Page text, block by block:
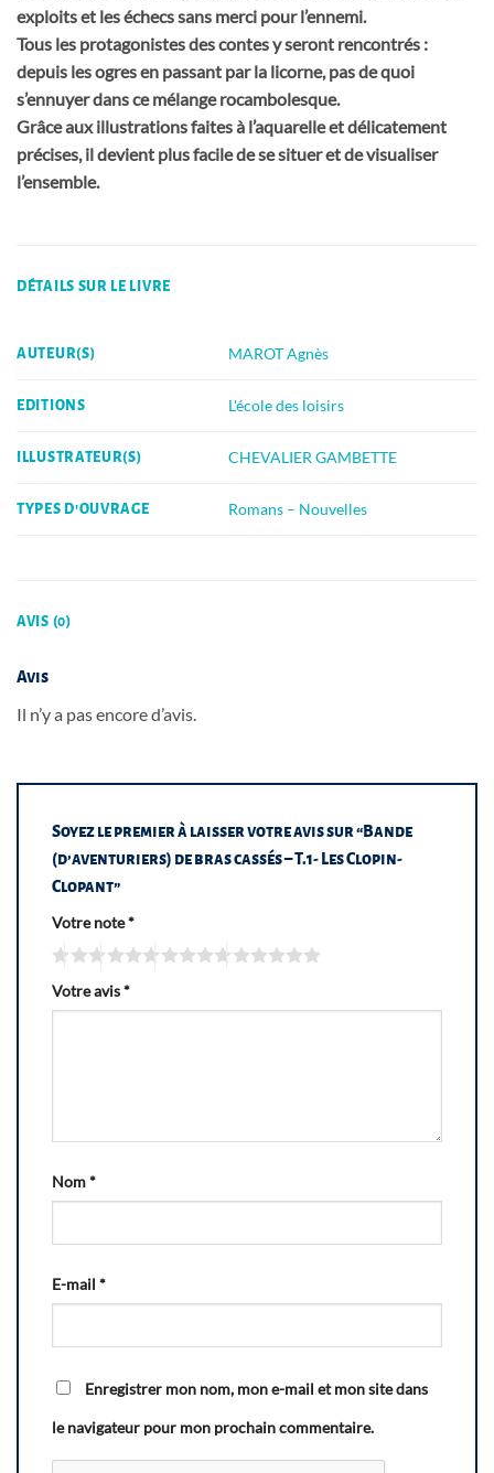
exploits et les échecs sans merci pour l’ennemi.
Tous les protagonistes des contes y seront rencontrés :
depuis les ogres en passant par la licorne, pas de quoi
s’ennuyer dans ce mélange rocambolesque.
Grâce aux illustrations faites à l’aquarelle et délicatement
précises, il devient plus facile de se situer et de visualiser
l’ensemble.
DÉTAILS SUR LE LIVRE
AUTEUR(S) MAROT Agnès
EDITIONS L'école des loisirs
ILLUSTRATEUR(S) CHEVALIER GAMBETTE
TYPES D'OUVRAGE Romans – Nouvelles
AVIS (0)
Avis
Il n’y a pas encore d’avis.
Soyez le premier à laisser votre avis sur “Bande
(d’aventuriers) de bras cassés – T.1- Les Clopin-
Clopant”
Votre note*
Votre avis*
Nom*
E-mail *
Enregistrer mon nom, mon e-mail et mon site dans
le navigateur pour mon prochain commentaire.